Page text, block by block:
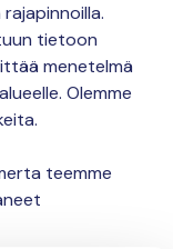
tietoon
menetelmä
Olemme
teemme